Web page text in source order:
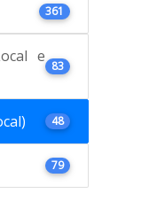
361
e
83
48
79